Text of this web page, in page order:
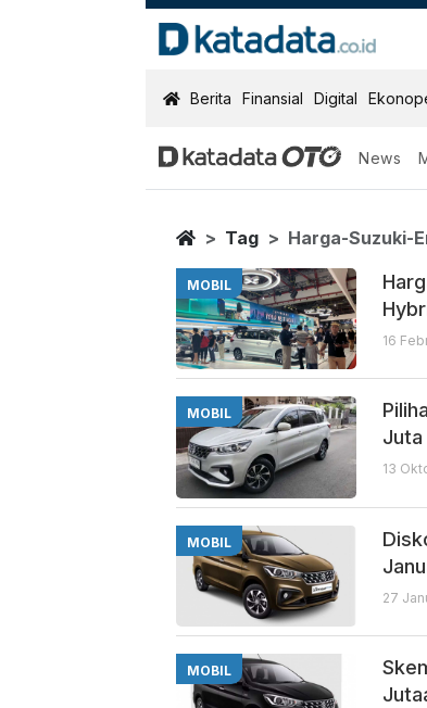
KatadataOTO
Berita Finansial Digital
News
Harga
Berita Terbaru
Home
Tag Harga-Suzuki-
MOBIL
16
MOBIL
Juta
13
MOBIL
27
MOBIL